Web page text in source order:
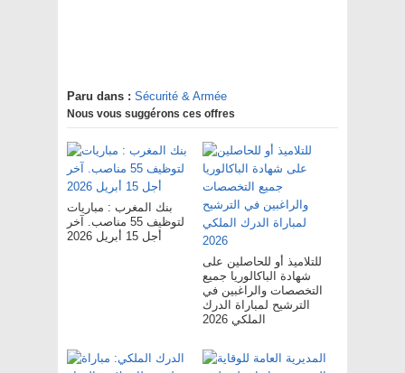
Paru dans : Sécurité & Armée
Nous vous suggérons ces offres
بنك المغرب : مباريات
لتوظيف 55 مناصب. آخر
أجل 15 أبريل 2026
للتلاميذ أو للحاصلين على
شهادة الباكالوريا جميع
التخصصات والراغبين في
الترشيح لمباراة الدرك
الملكي 2026